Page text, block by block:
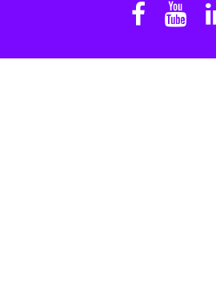
Linkedin
YouTube